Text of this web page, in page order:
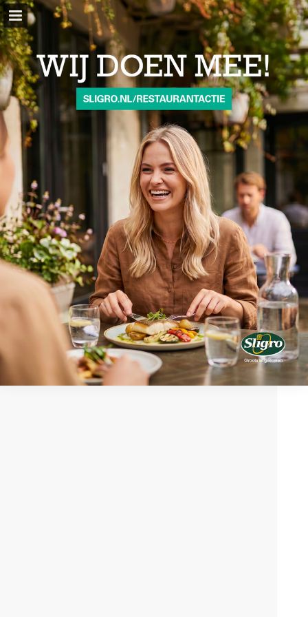
sligro.nl
Pagina overzicht
Volledig scherm
Download PDF
Privacybeleid bekijken
Publicatie rapporteren